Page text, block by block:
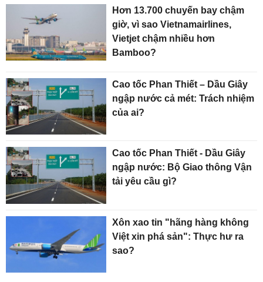
Hơn 13.700 chuyến bay chậm
giờ, vì sao Vietnamairlines,
Vietjet chậm nhiều hơn
Bamboo?
Cao tốc Phan Thiết – Dầu Giây
ngập nước cả mét: Trách nhiệm
của ai?
Cao tốc Phan Thiết - Dầu Giây
ngập nước: Bộ Giao thông Vận
tải yêu cầu gì?
Xôn xao tin "hãng hàng không
Việt xin phá sản": Thực hư ra
sao?